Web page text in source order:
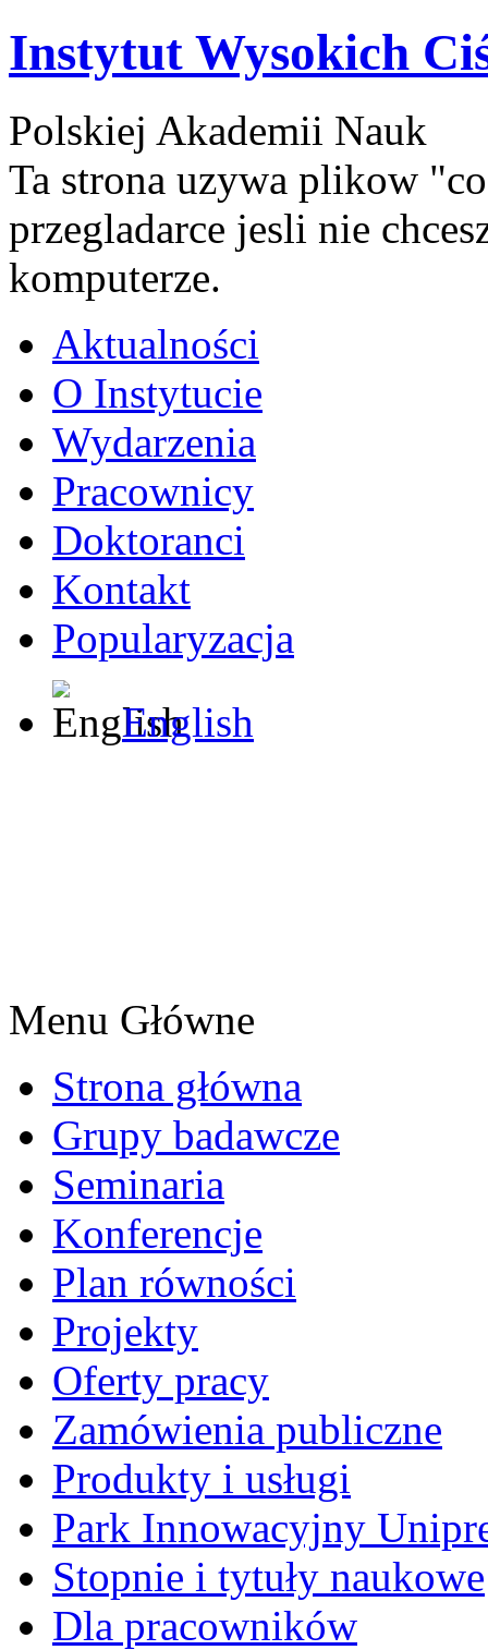
Instytut Wysokich
Polskiej Akademii Nauk
Ta strona uzywa plikow
przegladarce jesli nie
komputerze.
Aktualności
O Instytucie
Wydarzenia
Pracownicy
Doktoranci
Kontakt
Popularyzacja
English
Menu Główne
Strona główna
Grupy badawcze
Seminaria
Konferencje
Plan równości
Projekty
Oferty pracy
Zamówienia publiczne
Produkty i usługi
Park Innowacyjny
Stopnie i tytuły naukowe
Dla pracowników